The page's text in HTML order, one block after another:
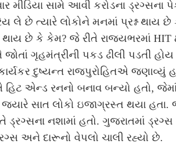
મીડિયા સામે આવી કરોડના ડ્રગ્સના
લે છે ત્યારે લોકોને મનમાં પ્રશ્ન થાય
છે કે કેમ? જે રીતે રાજ્યભરમાં HIT
જોતાં ગૃહમંત્રીની પકડ ઢીલી પડતી
દુષ્યન્ત રાજપુરોહિતએ જણાવ્યું
હિટ એન્ડ રનનો બનાવ બન્યો હતો,
સાત લોકો ઇજાગ્રસ્ત થયા હતા.
ડ્રગ્સના નશામાં હતો. ગુજરાતમાં
અને દારૂનો વેપલો ચાલી રહ્યો છે.